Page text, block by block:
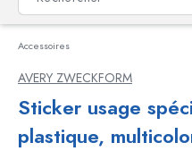
Accessoires
AVERY ZWECKFORM
Sticker usage
plastique,